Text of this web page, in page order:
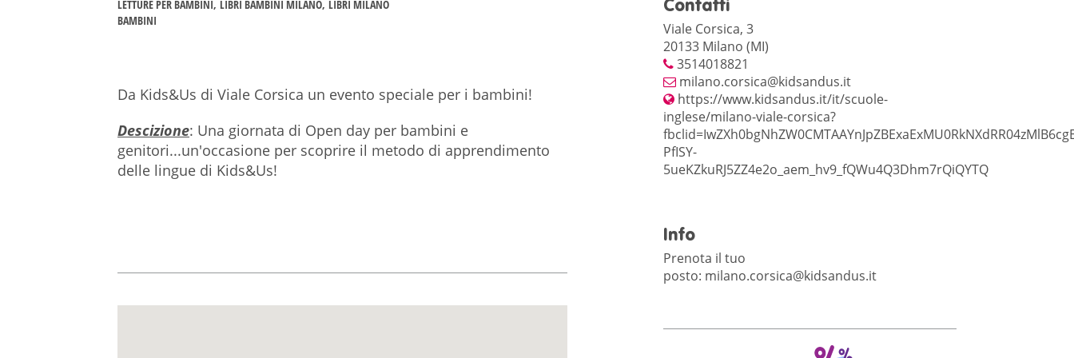
LETTURE PER BAMBINI LIBRI BAMBINI MILANO LIBRI MILANO
BAMBINI
Da Kids&Us di Viale Corsica un evento speciale per i bambini!
Descizione: Una giornata di Open day per bambini e
genitori...un'occasione per scoprire il metodo di apprendimento
delle lingue di Kids&Us!
Contatti
Viale Corsica, 3
20133 Milano (MI)
3514018821
milano.corsica@kidsandus.it
https://www.kidsandus.it/it/scuole-
inglese/milano-viale-corsica?
PfISY-
5ueKZkuRJ5ZZ4e2o_aem_hv9_fQWu4Q3Dhm7rQiQYTQ
Info
Prenota il tuo
posto: milano.corsica@kidsandus.it